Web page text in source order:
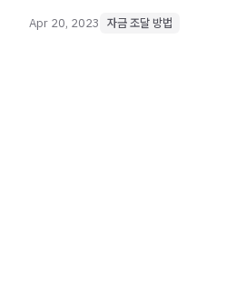
Apr 20, 2023 자금 조달 방법